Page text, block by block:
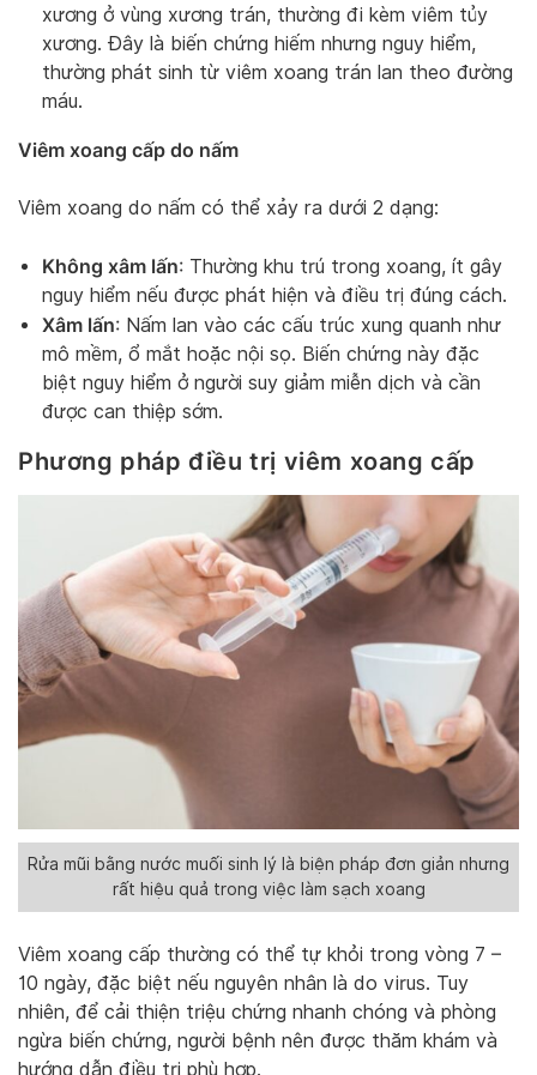
xương ở vùng xương trán, thường đi kèm viêm tủy
xương. Đây là biến chứng hiếm nhưng nguy hiểm,
thường phát sinh từ viêm xoang trán lan theo đường
máu.
Viêm xoang cấp do nấm
Viêm xoang do nấm có thể xảy ra dưới 2 dạng:
Không xâm lấn: Thường khu trú trong xoang, ít gây
nguy hiểm nếu được phát hiện và điều trị đúng cách.
Xâm lấn: Nấm lan vào các cấu trúc xung quanh như
mô mềm, ổ mắt hoặc nội sọ. Biến chứng này đặc
biệt nguy hiểm ở người suy giảm miễn dịch và cần
được can thiệp sớm.
Phương pháp điều trị viêm xoang cấp
Rửa mũi bằng nước muối sinh lý là biện pháp đơn giản nhưng
rất hiệu quả trong việc làm sạch xoang
Viêm xoang cấp thường có thể tự khỏi trong vòng 7 –
10 ngày, đặc biệt nếu nguyên nhân là do virus. Tuy
nhiên, để cải thiện triệu chứng nhanh chóng và phòng
ngừa biến chứng, người bệnh nên được thăm khám và
hướng dẫn điều trị phù hợp.